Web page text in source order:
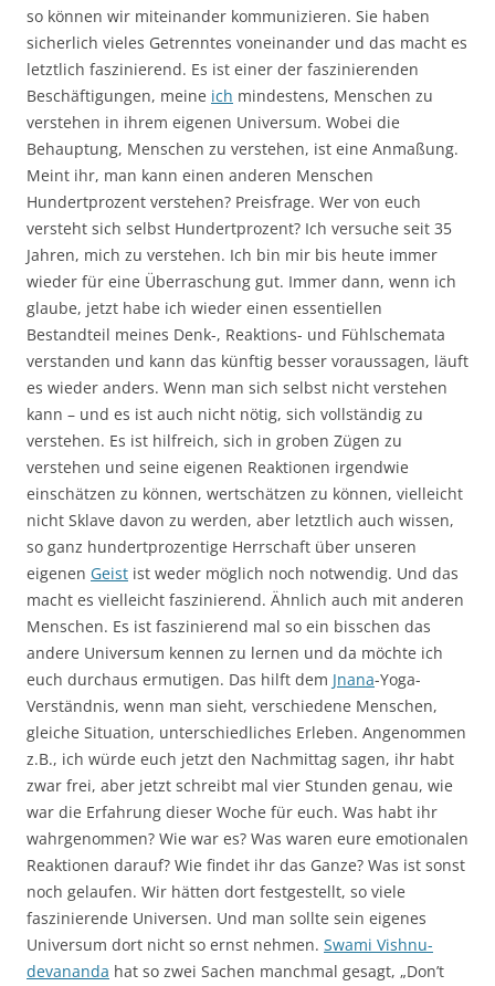
so können wir miteinander kommunizieren. Sie haben
sicherlich vieles Getrenntes voneinander und das macht es
letztlich faszinierend. Es ist einer der faszinierenden
Beschäftigungen, meine ich mindestens, Menschen zu
verstehen in ihrem eigenen Universum. Wobei die
Behauptung, Menschen zu verstehen, ist eine Anmaßung.
Meint ihr, man kann einen anderen Menschen
Hundertprozent verstehen? Preisfrage. Wer von euch
versteht sich selbst Hundertprozent? Ich versuche seit 35
Jahren, mich zu verstehen. Ich bin mir bis heute immer
wieder für eine Überraschung gut. Immer dann, wenn ich
glaube, jetzt habe ich wieder einen essentiellen
Bestandteil meines Denk-, Reaktions- und Fühlschemata
verstanden und kann das künftig besser voraussagen, läuft
es wieder anders. Wenn man sich selbst nicht verstehen
kann – und es ist auch nicht nötig, sich vollständig zu
verstehen. Es ist hilfreich, sich in groben Zügen zu
verstehen und seine eigenen Reaktionen irgendwie
einschätzen zu können, wertschätzen zu können, vielleicht
nicht Sklave davon zu werden, aber letztlich auch wissen,
so ganz hundertprozentige Herrschaft über unseren
eigenen Geist ist weder möglich noch notwendig. Und das
macht es vielleicht faszinierend. Ähnlich auch mit anderen
Menschen. Es ist faszinierend mal so ein bisschen das
andere Universum kennen zu lernen und da möchte ich
euch durchaus ermutigen. Das hilft dem Jnana-Yoga-
Verständnis, wenn man sieht, verschiedene Menschen,
gleiche Situation, unterschiedliches Erleben. Angenommen
z.B., ich würde euch jetzt den Nachmittag sagen, ihr habt
zwar frei, aber jetzt schreibt mal vier Stunden genau, wie
war die Erfahrung dieser Woche für euch. Was habt ihr
wahrgenommen? Wie war es? Was waren eure emotionalen
Reaktionen darauf? Wie findet ihr das Ganze? Was ist sonst
noch gelaufen. Wir hätten dort festgestellt, so viele
faszinierende Universen. Und man sollte sein eigenes
Universum dort nicht so ernst nehmen. Swami Vishnu-
devananda hat so zwei Sachen manchmal gesagt, „Don’t